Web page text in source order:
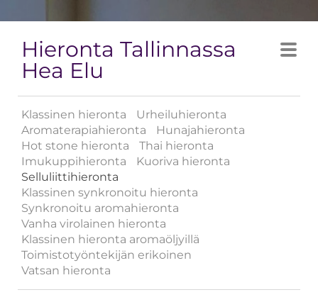
Hieronta Tallinnassa
Hea Elu
Klassinen hieronta
Urheiluhieronta
Aromaterapiahieronta
Hunajahieronta
Hot stone hieronta
Thai hieronta
Imukuppihieronta
Kuoriva hieronta
Selluliittihieronta
Klassinen synkronoitu hieronta
Synkronoitu aromahieronta
Vanha virolainen hieronta
Klassinen hieronta aromaöljyillä
Toimistotyöntekijän erikoinen
Vatsan hieronta